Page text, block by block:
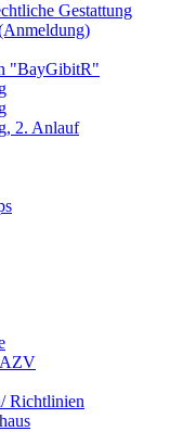
Gestattung
"BayGibitR"
2. Anlauf
AZV
Richtlinien